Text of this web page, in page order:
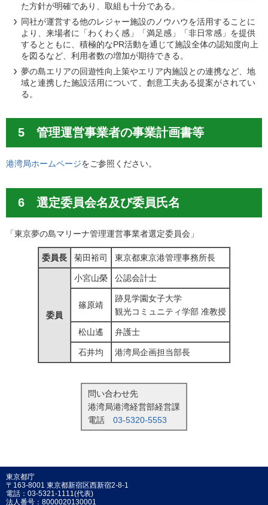
た方針が明確であり、取組も十分である。
同社が運営する他のレジャー施設のノウハウを活用することに
より、来場者に「わくわく感」「満足感」「非日常感」を提供
するとともに、積極的なPR活動を通じて施設全体の認知度向上
を図るなど、利用者数の増加が期待できる。
夢の島エリアの回遊性向上策やエリア内施設との連携など、地
域と連携した施設活用について、創意工夫ある提案がされてい
る。
5 管理運営事業者の事業計画書等
港湾局ホームページをご参照ください。
6 選定委員会名及び委員氏名
「東京夢の島マリーナ管理運営事業者選定委員会」
委員長 菊田裕司 東京都東京港管理事務所長
委員
小宮山榮 公認会計士
篠原靖
跡見学園女子大学
観光コミュニティ学部 准教授
松山遙 弁護士
石井均 港湾局企画担当部長
問い合わせ先
港湾局港湾経営部経営課
電話 03-5320-5553
東京都庁
〒163-8001 東京都新宿区西新宿2-8-1
電話：03-5321-1111(代表)
法人番号：8000020130001